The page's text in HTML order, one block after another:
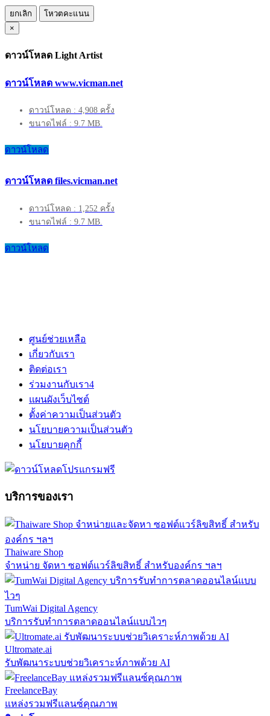
ยกเลิก
โหวตคะแนน
×
ดาวน์โหลด Light Artist
ดาวน์โหลด www.vicman.net
ดาวน์โหลด : 4,908 ครั้ง
ขนาดไฟล์ : 9.7 MB.
ดาวน์โหลด
ดาวน์โหลด files.vicman.net
ดาวน์โหลด : 1,252 ครั้ง
ขนาดไฟล์ : 9.7 MB.
ดาวน์โหลด
ศูนย์ช่วยเหลือ
เกี่ยวกับเรา
ติดต่อเรา
ร่วมงานกับเรา4
แผนผังเว็บไซต์
ตั้งค่าความเป็นส่วนตัว
นโยบายความเป็นส่วนตัว
นโยบายคุกกี้
บริการของเรา
Thaiware Shop
จำหน่าย จัดหา ซอฟต์แวร์ลิขสิทธิ์ สำหรับองค์กร ฯลฯ
TumWai Digital Agency
บริการรับทำการตลาดออนไลน์แบบไวๆ
Ultromate.ai
รับพัฒนาระบบช่วยวิเคราะห์ภาพด้วย AI
FreelanceBay
แหล่งรวมฟรีแลนซ์คุณภาพ